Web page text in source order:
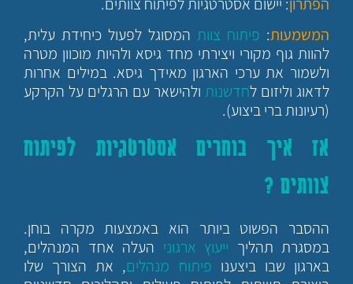
הפתרון: יישום אסטרטגיות לפיתוח צוותים.
המשמעות: פיתוח צוות המסוגל לפעול כיחידת עלית,
להוות גוף מקורי ויצירתי מחד גיסא ולהיות מוכוון מטרה
ולשמור את ערכי הארגון מאידך גיסא. במילים אחרות
לדאוג וליזום לחדשנות ולהישאר עם הרגלים על הקרקע
(רעיונות ברי ביצוע).
אז איך בוחרים אסטרטגיות לפיתוח
צוותים ?
ההסבר הפשוט ביותר הוא באמצעות מקרה בוחן.
במסגרת תהליך ייעוץ ארגוני העלה אחד המנהלים,
בארגון שבו ביצענו פיתוח מנהלים, את הצורך שלו